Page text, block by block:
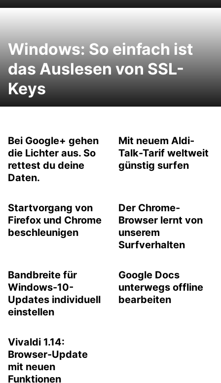
Windows: So einfach ist
das Auslesen von SSL-
Keys
Bei Google+ gehen
die Lichter aus. So
rettest du deine
Daten.
Mit neuem Aldi-
Talk-Tarif weltweit
günstig surfen
Startvorgang von
Firefox und Chrome
beschleunigen
Der Chrome-
Browser lernt von
unserem
Surfverhalten
Bandbreite für
Windows-10-
Updates individuell
einstellen
Google Docs
unterwegs offline
bearbeiten
Vivaldi 1.14:
Browser-Update
mit neuen
Funktionen